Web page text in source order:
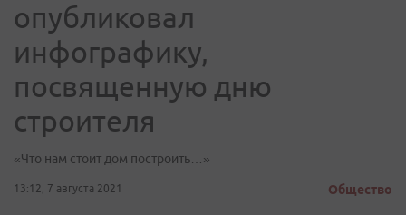
опубликовал
инфографику,
посвященную дню
строителя
«Что нам стоит дом построить…»
13:12, 7 августа 2021 Общество